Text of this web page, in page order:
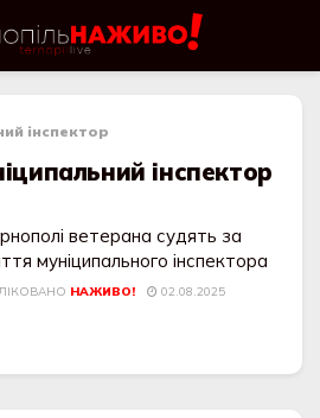
інспектор
інспектор
ветерана судять за
муніципального інспектора
НАЖИВО! 02.08.2025